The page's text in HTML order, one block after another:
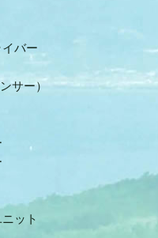
バー
サー）
ット